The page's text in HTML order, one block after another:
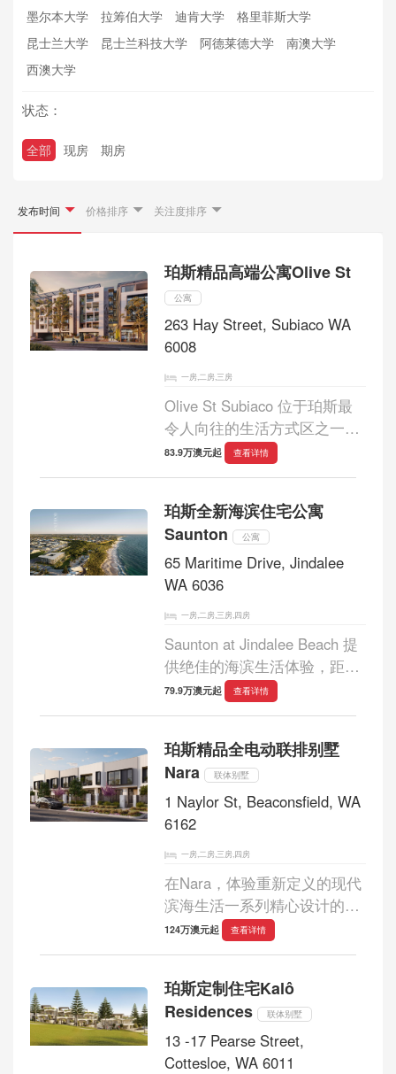
墨尔本大学
拉筹伯大学 迪肯大学
格里菲斯大学
昆士兰大学
昆士兰科技大学 阿德莱德大学
南澳大学
西澳大学
状态：
全部 现房 期房
发布时间 价格排序 关注度排序
珀斯精品高端公寓Olive St
公寓
263 Hay Street, Subiaco WA
6008
一房,二房,三房
Olive St Subiaco 位于珀斯最
令人向往的生活方式区之一，
提供一系列专为现代生活而设
2025 年 8 月竣工这为在
Subiaco 中心地带拥有全...
83.9万澳元起 查看详情
珀斯全新海滨住宅公寓
Saunton
公寓
65 Maritime Drive, Jindalee
WA 6036
一房,二房,三房,四房
Saunton at Jindalee Beach 提
供绝佳的海滨生活体验，距离
珀斯中央商务区仅 30 分钟路
程。这座全新公寓项目提供一
计都与海岸线的自然美景相得
益彰。Saunton 目...
79.9万澳元起 查看详情
珀斯精品全电动联排别墅
Nara
联体别墅
1 Naylor St, Beaconsfield, WA
6162
一房,二房,三房,四房
在Nara，体验重新定义的现代
滨海生活一系列精心设计的全
电动联排别墅，兼具舒适性、
可持续性和经久不衰的风格。
德，地理位置优越，距离南海
滩和弗里...
124万澳元起 查看详情
珀斯定制住宅Kalô
Residences
联体别墅
13 -17 Pearse Street,
Cottesloe, WA 6011